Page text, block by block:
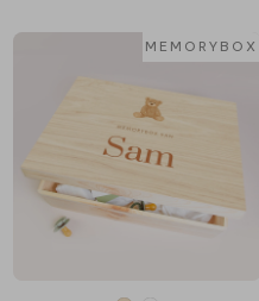
MEMORYBOX